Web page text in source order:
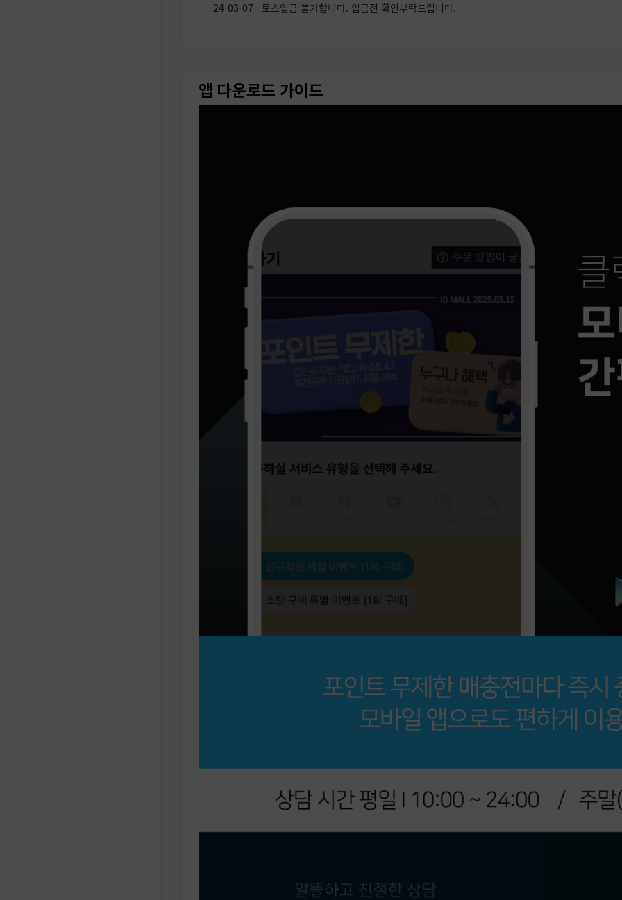
토스입금 불가합니다. 입금전 확인부탁드립니다.
인스타그램 계정 하루전 예약 부탁드립니다.
네이트 계정 판매중지합니다. 앞으로도 재입고하지 않을 예정입니다.
인스타그램 블루뱃지 인증계정 판매중지합니다.
앱 다운로드 가이드